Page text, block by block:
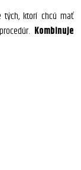
ktorí chcú mať
Kombinuje